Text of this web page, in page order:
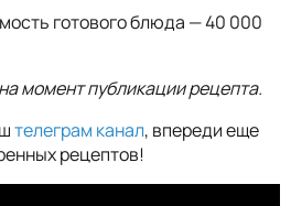
готового блюда — 40 000
момент публикации рецепта.
телеграм канал, впереди еще
рецептов!